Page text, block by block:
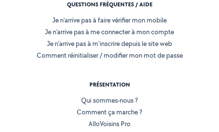
QUESTIONS FRÉQUENTES / AIDE
Je n'arrive pas à faire vérifier mon mobile
Je n'arrive pas à me connecter à mon compte
Je n'arrive pas à m'inscrire depuis le site web
Comment réinitialiser / modifier mon mot de passe
PRÉSENTATION
Qui sommes-nous ?
Comment ça marche ?
AlloVoisins Pro